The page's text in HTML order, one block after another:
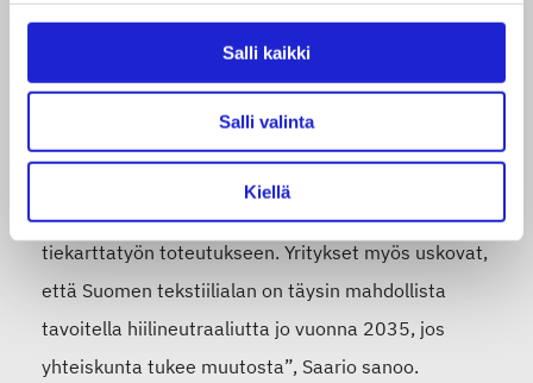
Salli kaikki
Salli valinta
Kiellä
yhteistyössä Gaia Consulting Oy:n kanssa. Gaia
Consultingin liiketoimintajohtaja
”Tekstiilialan yritykset lähtivät innokkaasti mukaan
tiekarttatyön toteutukseen. Yritykset myös uskovat,
että Suomen tekstiilialan on täysin mahdollista
tavoitella hiilineutraaliutta jo vuonna 2035, jos
yhteiskunta tukee muutosta”, Saario sanoo.